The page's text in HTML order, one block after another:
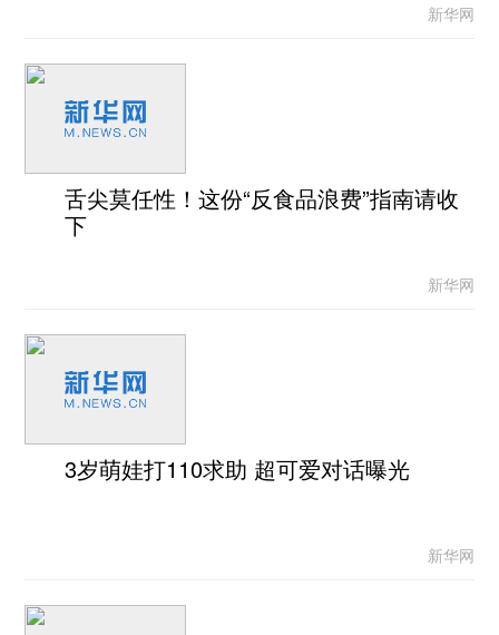
新华网
舌尖莫任性！这份“反食品浪费”指南请收
下
新华网
3岁萌娃打110求助 超可爱对话曝光
新华网